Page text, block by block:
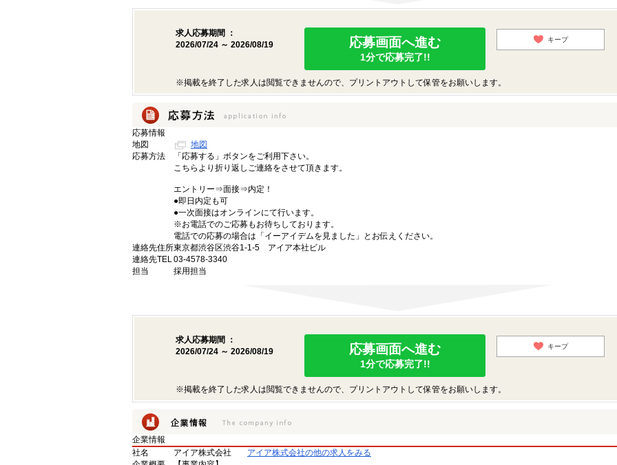
求人応募期間 ：
2026/07/24 ～ 2026/08/19
応募画面へ進む
1分で応募完了!!
キープ
※掲載を終了した求人は閲覧できませんので、プリントアウトして保管をお願いします。
応募情報
地図
地図
応募方法
「応募する」ボタンをご利用下さい。
こちらより折り返しご連絡をさせて頂きます。
エントリー⇒面接⇒内定！
●即日内定も可
●一次面接はオンラインにて行います。
※お電話でのご応募もお待ちしております。
電話での応募の場合は「イーアイデムを見ました」とお伝えください。
連絡先住所東京都渋谷区渋谷1-1-5 アイア本社ビル
連絡先TEL03-4578-3340
担当
採用担当
求人応募期間 ：
2026/07/24 ～ 2026/08/19
応募画面へ進む
1分で応募完了!!
キープ
※掲載を終了した求人は閲覧できませんので、プリントアウトして保管をお願いします。
企業情報
社名
アイア株式会社
アイア株式会社の他の求人をみる